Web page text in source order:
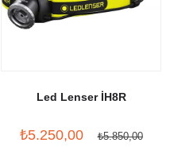
Led Lenser İH8R
₺5.250,00 ₺5.850,00